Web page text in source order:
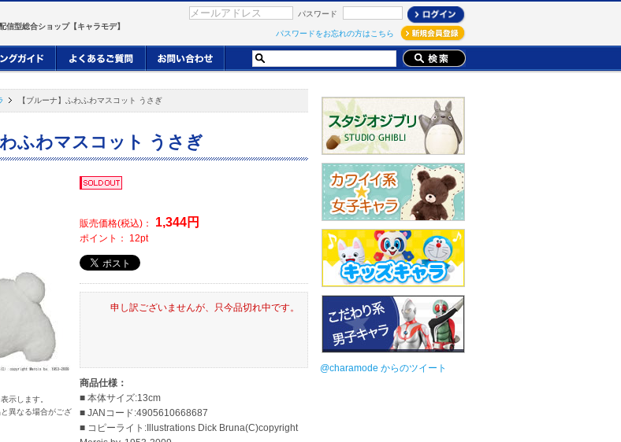
信型総合ショップ【キャラモデ】
パスワード
パスワードをお忘れの方はこちら
【ブルーナ】ふわふわマスコット うさぎ
わふわマスコット うさぎ
示します。
異なる場合がござ
販売価格(税込)： 1,344円
ポイント： 12pt
申し訳ございませんが、只今品切れ中です。
商品仕様：
■ 本体サイズ:13cm
■ JANコード:4905610668687
■ コピーライト:Illustrations Dick Bruna(C)copyright
@charamode からのツイート